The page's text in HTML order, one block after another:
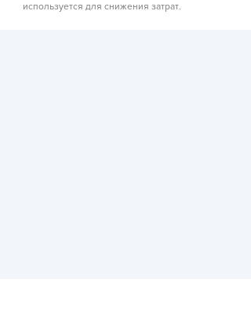
используется для снижения затрат.